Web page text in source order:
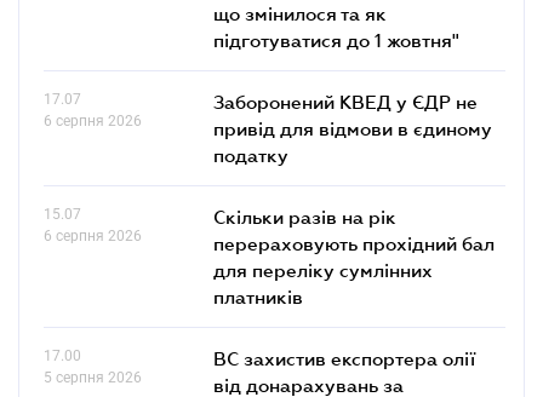
що змінилося та як
підготуватися до 1 жовтня"
17.07
6 серпня 2026
Заборонений КВЕД у ЄДР не
привід для відмови в єдиному
податку
15.07
6 серпня 2026
Скільки разів на рік
перераховують прохідний бал
для переліку сумлінних
платників
17.00
5 серпня 2026
ВС захистив експортера олії
від донарахувань за